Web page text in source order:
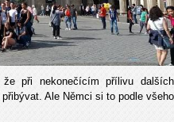
při nekonečícím přílivu dalších
Ale Němci si to podle všeho